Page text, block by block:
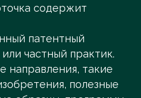
содержит
патентный
частный практик.
направления, такие
полезные